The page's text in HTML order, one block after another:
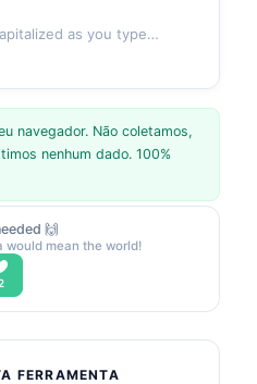
as you type…
navegador. Não coletamos,
nenhum dado. 100%
🙌
would mean the world!
FERRAMENTA